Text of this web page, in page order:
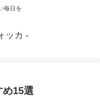
毎日を
ッカ -
め15選